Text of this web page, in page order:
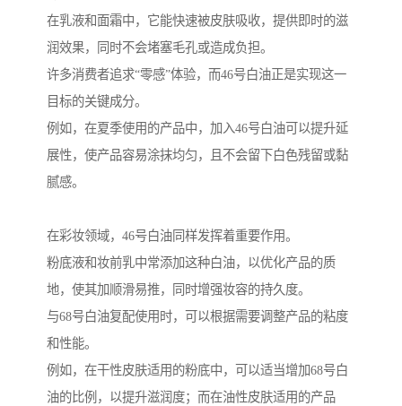
在乳液和面霜中，它能快速被皮肤吸收，提供即时的滋
润效果，同时不会堵塞毛孔或造成负担。
许多消费者追求“零感”体验，而46号白油正是实现这一
目标的关键成分。
例如，在夏季使用的产品中，加入46号白油可以提升延
展性，使产品容易涂抹均匀，且不会留下白色残留或黏
腻感。
在彩妆领域，46号白油同样发挥着重要作用。
粉底液和妆前乳中常添加这种白油，以优化产品的质
地，使其加顺滑易推，同时增强妆容的持久度。
与68号白油复配使用时，可以根据需要调整产品的粘度
和性能。
例如，在干性皮肤适用的粉底中，可以适当增加68号白
油的比例，以提升滋润度；而在油性皮肤适用的产品